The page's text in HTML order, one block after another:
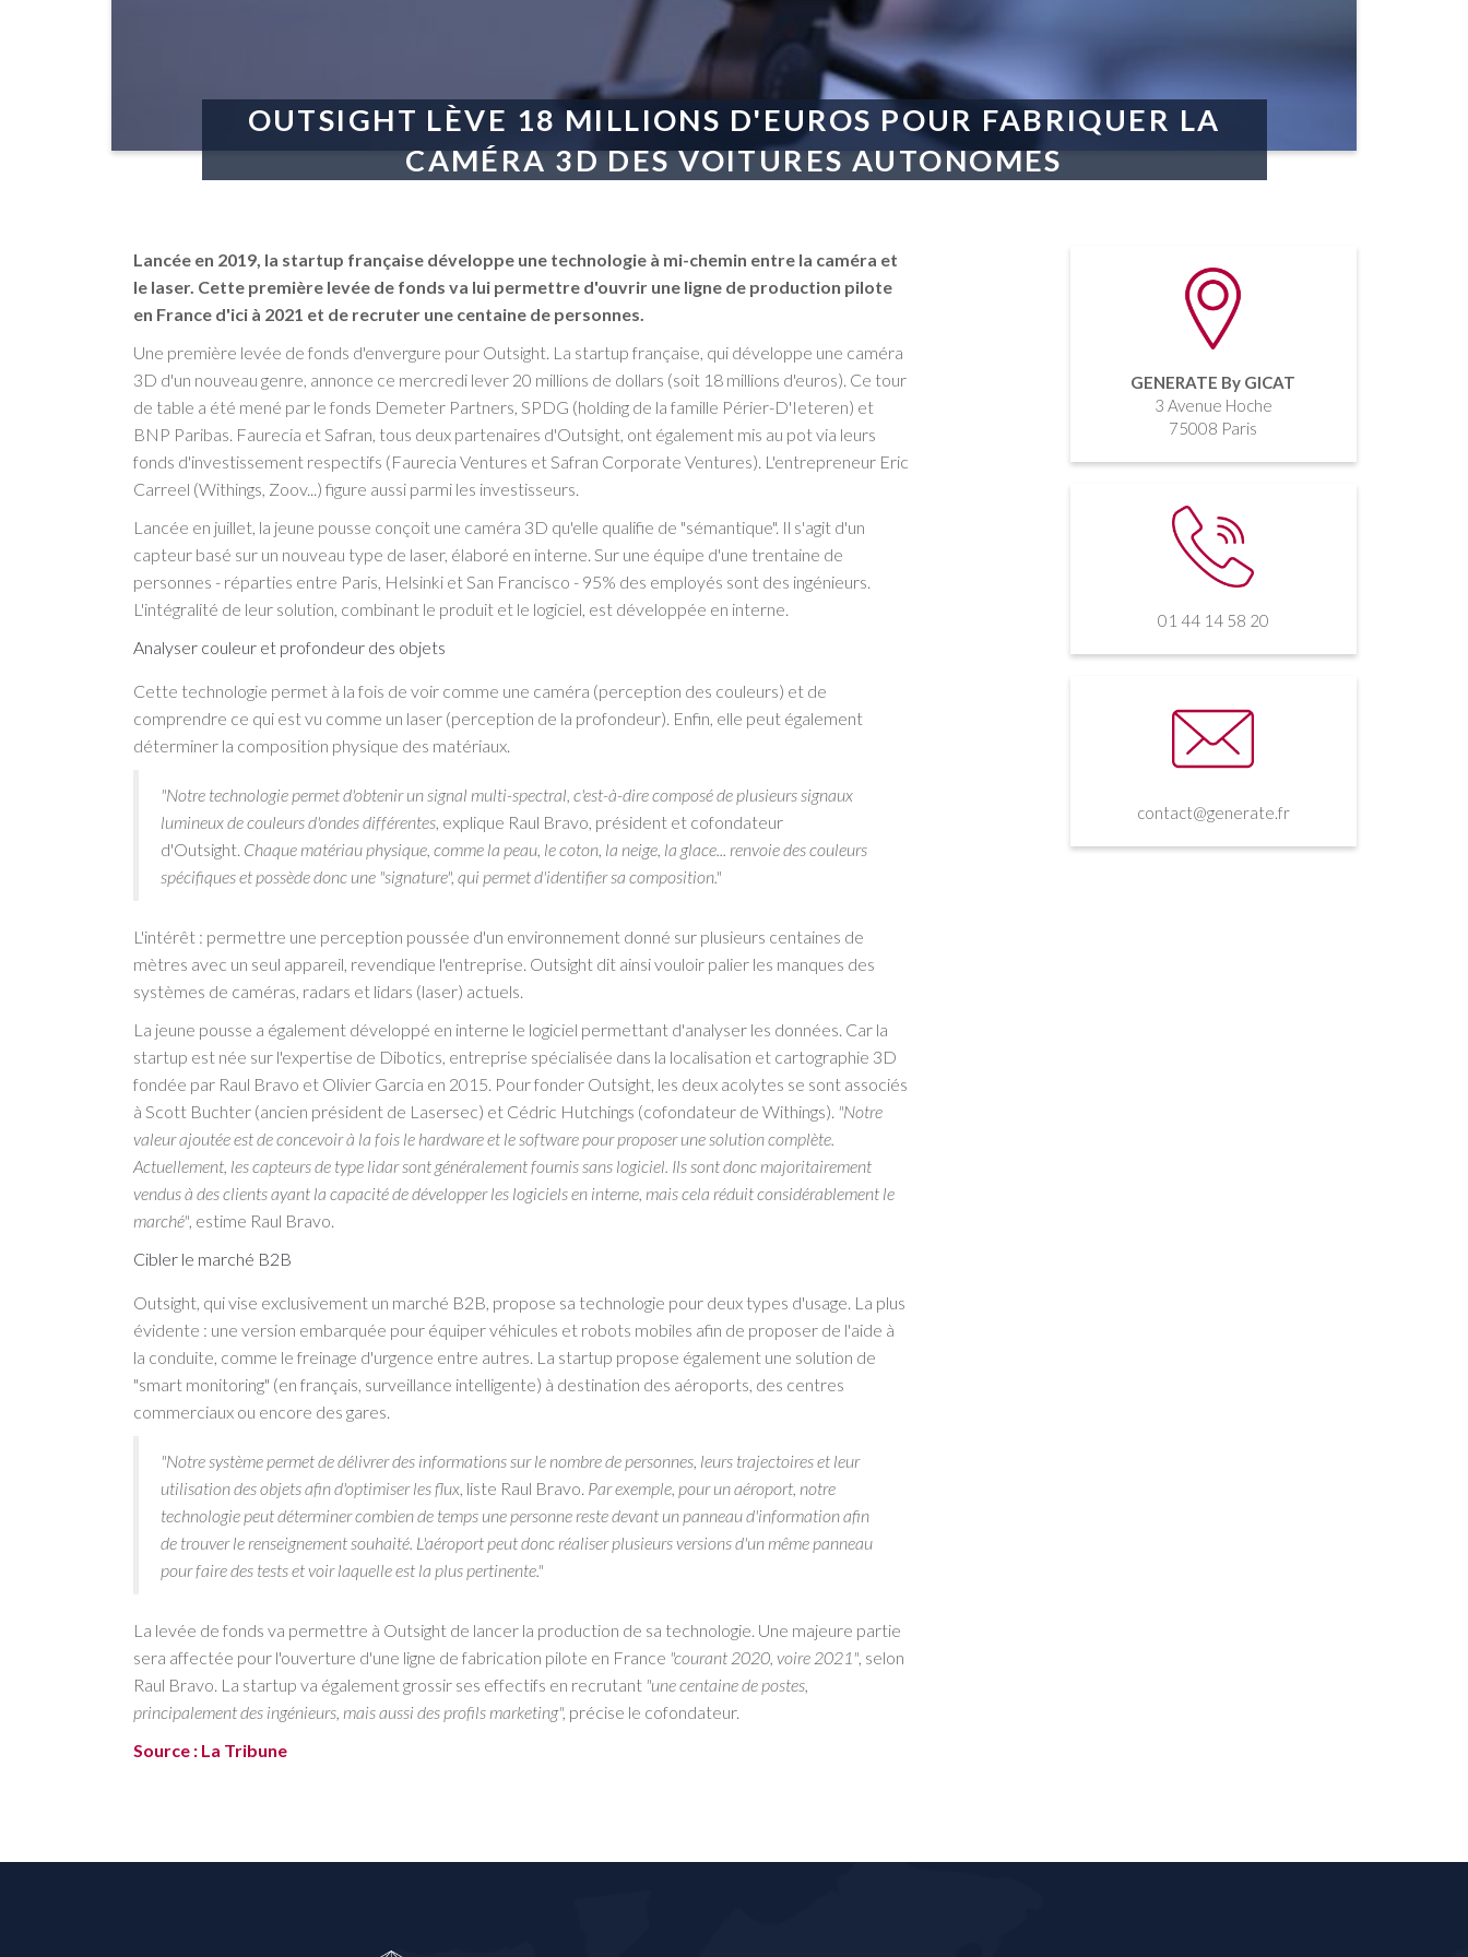
OUTSIGHT LÈVE 18 MILLIONS D'EUROS POUR FABRIQUER LA
CAMÉRA 3D DES VOITURES AUTONOMES
Lancée en 2019, la startup française développe une technologie à mi-chemin entre la caméra et
le laser. Cette première levée de fonds va lui permettre d'ouvrir une ligne de production pilote
en France d'ici à 2021 et de recruter une centaine de personnes.
Une première levée de fonds d'envergure pour Outsight. La startup française, qui développe une caméra
3D d'un nouveau genre, annonce ce mercredi lever 20 millions de dollars (soit 18 millions d'euros). Ce tour
de table a été mené par le fonds Demeter Partners, SPDG (holding de la famille Périer-D'Ieteren) et
BNP Paribas. Faurecia et Safran, tous deux partenaires d'Outsight, ont également mis au pot via leurs
fonds d'investissement respectifs (Faurecia Ventures et Safran Corporate Ventures). L'entrepreneur Eric
Carreel (Withings, Zoov...) figure aussi parmi les investisseurs.
Lancée en juillet, la jeune pousse conçoit une caméra 3D qu'elle qualifie de "sémantique". Il s'agit d'un
capteur basé sur un nouveau type de laser, élaboré en interne. Sur une équipe d'une trentaine de
personnes - réparties entre Paris, Helsinki et San Francisco - 95% des employés sont des ingénieurs.
L'intégralité de leur solution, combinant le produit et le logiciel, est développée en interne.
Analyser couleur et profondeur des objets
Cette technologie permet à la fois de voir comme une caméra (perception des couleurs) et de
comprendre ce qui est vu comme un laser (perception de la profondeur). Enfin, elle peut également
déterminer la composition physique des matériaux.
"Notre technologie permet d'obtenir un signal multi-spectral, c'est-à-dire composé de plusieurs signaux
lumineux de couleurs d'ondes différentes, explique Raul Bravo, président et cofondateur
d'Outsight. Chaque matériau physique, comme la peau, le coton, la neige, la glace... renvoie des couleurs
spécifiques et possède donc une "signature", qui permet d'identifier sa composition."
L'intérêt : permettre une perception poussée d'un environnement donné sur plusieurs centaines de
mètres avec un seul appareil, revendique l'entreprise. Outsight dit ainsi vouloir palier les manques des
systèmes de caméras, radars et lidars (laser) actuels.
La jeune pousse a également développé en interne le logiciel permettant d'analyser les données. Car la
startup est née sur l'expertise de Dibotics, entreprise spécialisée dans la localisation et cartographie 3D
fondée par Raul Bravo et Olivier Garcia en 2015. Pour fonder Outsight, les deux acolytes se sont associés
à Scott Buchter (ancien président de Lasersec) et Cédric Hutchings (cofondateur de Withings). "Notre
valeur ajoutée est de concevoir à la fois le hardware et le software pour proposer une solution complète.
Actuellement, les capteurs de type lidar sont généralement fournis sans logiciel. Ils sont donc majoritairement
vendus à des clients ayant la capacité de développer les logiciels en interne, mais cela réduit considérablement le
marché", estime Raul Bravo.
Cibler le marché B2B
Outsight, qui vise exclusivement un marché B2B, propose sa technologie pour deux types d'usage. La plus
évidente : une version embarquée pour équiper véhicules et robots mobiles afin de proposer de l'aide à
la conduite, comme le freinage d'urgence entre autres. La startup propose également une solution de
"smart monitoring" (en français, surveillance intelligente) à destination des aéroports, des centres
commerciaux ou encore des gares.
"Notre système permet de délivrer des informations sur le nombre de personnes, leurs trajectoires et leur
utilisation des objets afin d'optimiser les flux, liste Raul Bravo. Par exemple, pour un aéroport, notre
technologie peut déterminer combien de temps une personne reste devant un panneau d'information afin
de trouver le renseignement souhaité. L'aéroport peut donc réaliser plusieurs versions d'un même panneau
pour faire des tests et voir laquelle est la plus pertinente."
La levée de fonds va permettre à Outsight de lancer la production de sa technologie. Une majeure partie
sera affectée pour l'ouverture d'une ligne de fabrication pilote en France "courant 2020, voire 2021", selon
Raul Bravo. La startup va également grossir ses effectifs en recrutant "une centaine de postes,
principalement des ingénieurs, mais aussi des profils marketing", précise le cofondateur.
Source : La Tribune
GENERATE By GICAT
3 Avenue Hoche
75008 Paris
01 44 14 58 20
contact@generate.fr